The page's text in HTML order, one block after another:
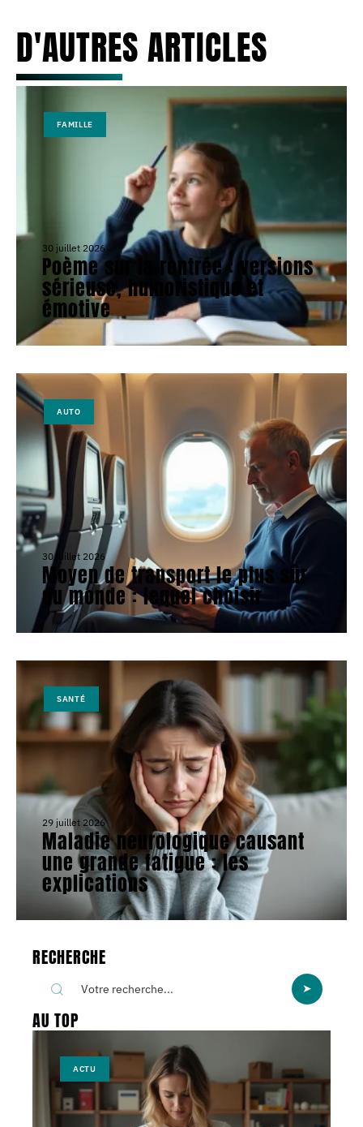
D'AUTRES ARTICLES
FAMILLE
30 juillet 2026
Poème sur la rentrée : versions
sérieuse, humoristique et
émotive
AUTO
30 juillet 2026
Moyen de transport le plus sûr
du monde : lequel choisir
SANTÉ
29 juillet 2026
Maladie neurologique causant
une grande fatigue : les
explications
RECHERCHE
AU TOP
ACTU